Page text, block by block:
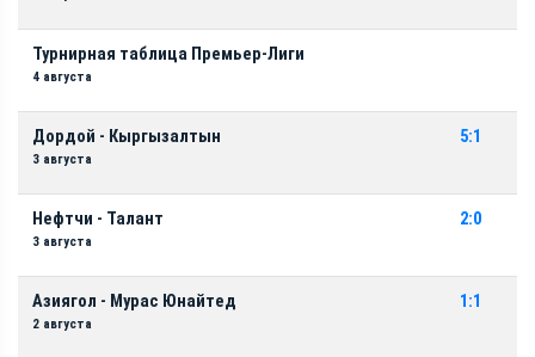
Турнирная таблица Премьер-Лиги
4 августа
Дордой - Кыргызалтын
3 августа
5:1
Нефтчи - Талант
3 августа
2:0
Азиягол - Мурас Юнайтед
2 августа
1:1